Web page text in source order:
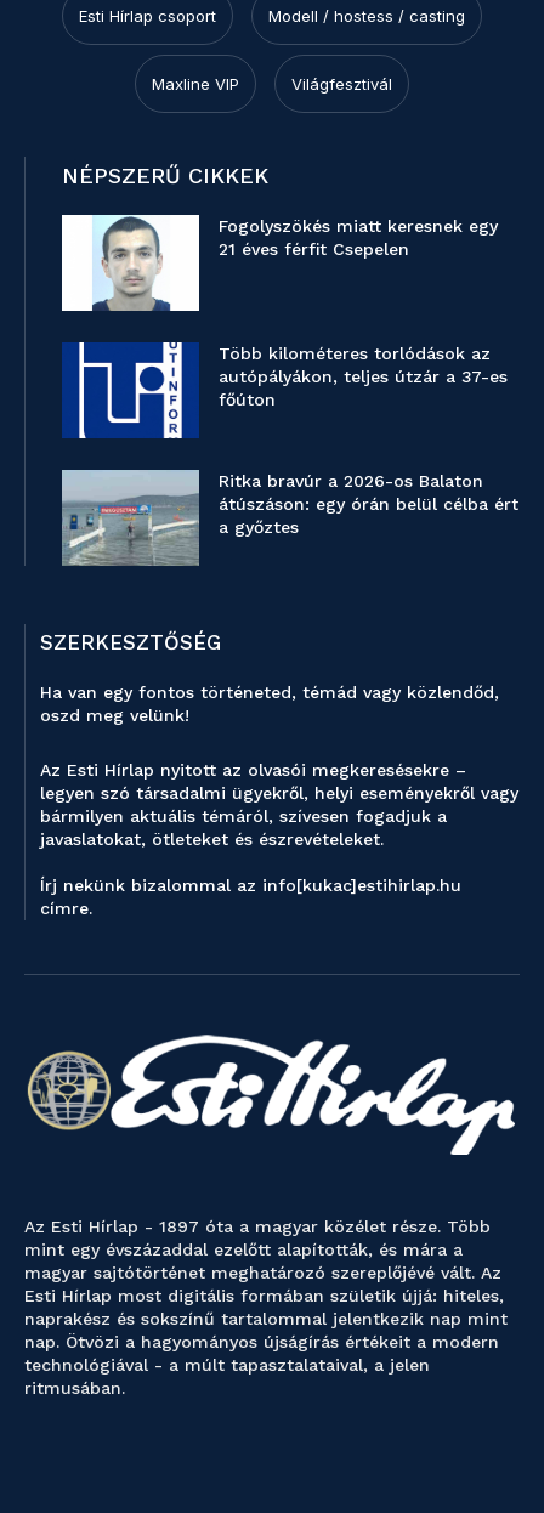
Esti Hírlap csoport Modell / hostess / casting
Maxline VIP Világfesztivál
NÉPSZERŰ CIKKEK
Fogolyszökés miatt keresnek egy
21 éves férfit Csepelen
Több kilométeres torlódások az
autópályákon, teljes útzár a 37-es
főúton
Ritka bravúr a 2026-os Balaton
átúszáson: egy órán belül célba ért
a győztes
SZERKESZTŐSÉG
Ha van egy fontos történeted, témád vagy közlendőd,
oszd meg velünk!
Az Esti Hírlap nyitott az olvasói megkeresésekre –
legyen szó társadalmi ügyekről, helyi eseményekről vagy
bármilyen aktuális témáról, szívesen fogadjuk a
javaslatokat, ötleteket és észrevételeket.
Írj nekünk bizalommal az info[kukac]estihirlap.hu
címre.
Az Esti Hírlap - 1897 óta a magyar közélet része. Több
mint egy évszázaddal ezelőtt alapították, és mára a
magyar sajtótörténet meghatározó szereplőjévé vált. Az
Esti Hírlap most digitális formában születik újjá: hiteles,
naprakész és sokszínű tartalommal jelentkezik nap mint
nap. Ötvözi a hagyományos újságírás értékeit a modern
technológiával - a múlt tapasztalataival, a jelen
ritmusában.